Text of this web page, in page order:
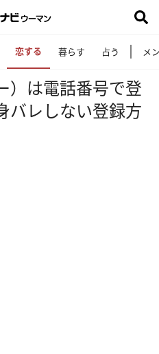
恋する 暮らす 占う メ
）は電話番号で登
レしない登録方